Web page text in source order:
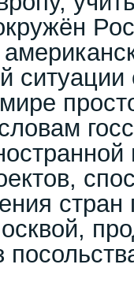
ситуации
стран